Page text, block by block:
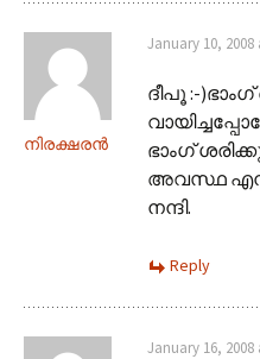
നിരക്ഷരന്‍
January 10, 2008
ദീപൂ :-
ഭാംഗ്
അവസ്ഥ
നന്ദി.
Reply
January 16, 2008